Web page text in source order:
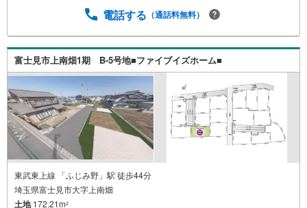
電話する （通話料無料）
富士見市上南畑1期 B-5号地■ファイブイズホーム■
東武東上線 「ふじみ野」駅 徒歩44分
埼玉県富士見市大字上南畑
土地172.21m2